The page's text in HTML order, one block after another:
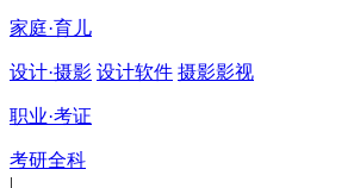
家庭·育儿
设计·摄影 设计软件 摄影影视
职业·考证
考研全科
|